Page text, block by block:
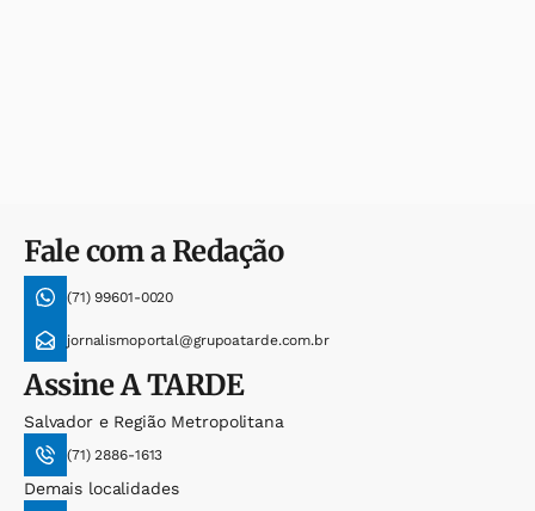
Fale com a Redação
(71) 99601-0020
jornalismoportal@grupoatarde.com.br
AssineA TARDE
Salvador e Região Metropolitana
(71) 2886-1613
Demais localidades